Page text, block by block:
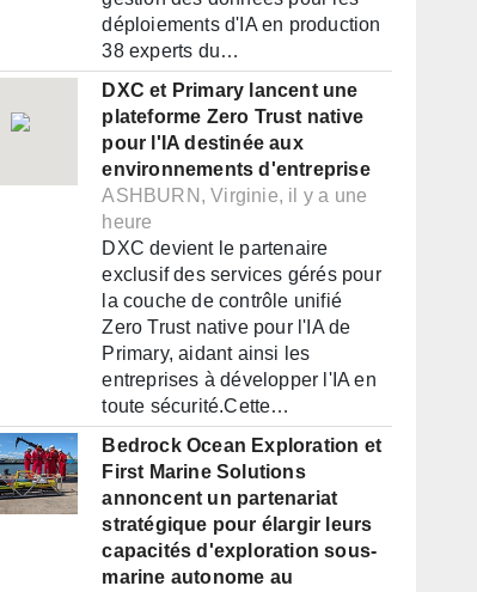
déploiements d'IA en production
38 experts du…
DXC et Primary lancent une
plateforme Zero Trust native
pour l'IA destinée aux
environnements d'entreprise
ASHBURN, Virginie, il y a une
heure
DXC devient le partenaire
exclusif des services gérés pour
la couche de contrôle unifié
Zero Trust native pour l'IA de
Primary, aidant ainsi les
entreprises à développer l'IA en
toute sécurité.Cette…
Bedrock Ocean Exploration et
First Marine Solutions
annoncent un partenariat
stratégique pour élargir leurs
capacités d'exploration sous-
marine autonome au